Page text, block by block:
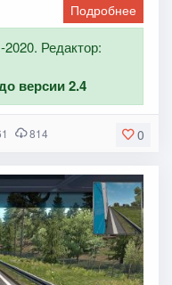
Подробнее
Редактор:
версии 2.4
0
814